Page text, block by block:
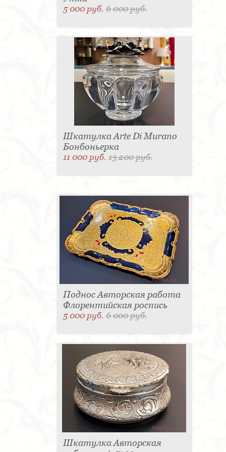
5 000 руб.6 000 руб.
Шкатулка Arte Di Murano
Бонбоньерка
11 000 руб.13 200 руб.
Поднос Авторская работа
Флорентийская роспись
5 000 руб.6 000 руб.
Шкатулка Авторская